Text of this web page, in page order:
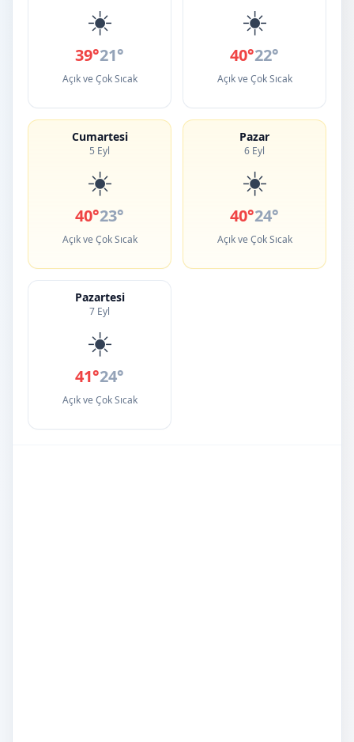
☀️
39°21°
Açık ve Çok Sıcak
☀️
40°22°
Açık ve Çok Sıcak
Cumartesi
5 Eyl
☀️
40°23°
Açık ve Çok Sıcak
Pazar
6 Eyl
☀️
40°24°
Açık ve Çok Sıcak
Pazartesi
7 Eyl
☀️
41°24°
Açık ve Çok Sıcak